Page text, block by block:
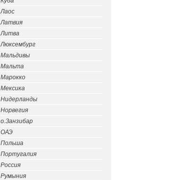
Лаос
Латвия
Литва
Люксембург
Мальдивы
Мальта
Марокко
Мексика
Нидерланды
Норвегия
о.Занзибар
ОАЭ
Польша
Португалия
Россия
Румыния